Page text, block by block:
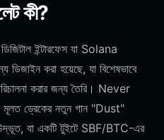
কী?
ইন্টারফেস যা Solana
ডিজাইন করা হয়েছে, যা বিশেষভাবে
করার জন্য তৈরি। Never
ড্রেকের নতুন গান "Dust"
উদ্ভূত, যা একটি টুইটে SBF/BTC-এর